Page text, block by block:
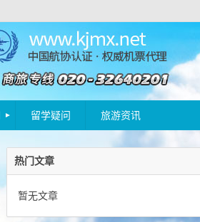
留学疑问 旅游资讯
热门文章
暂无文章